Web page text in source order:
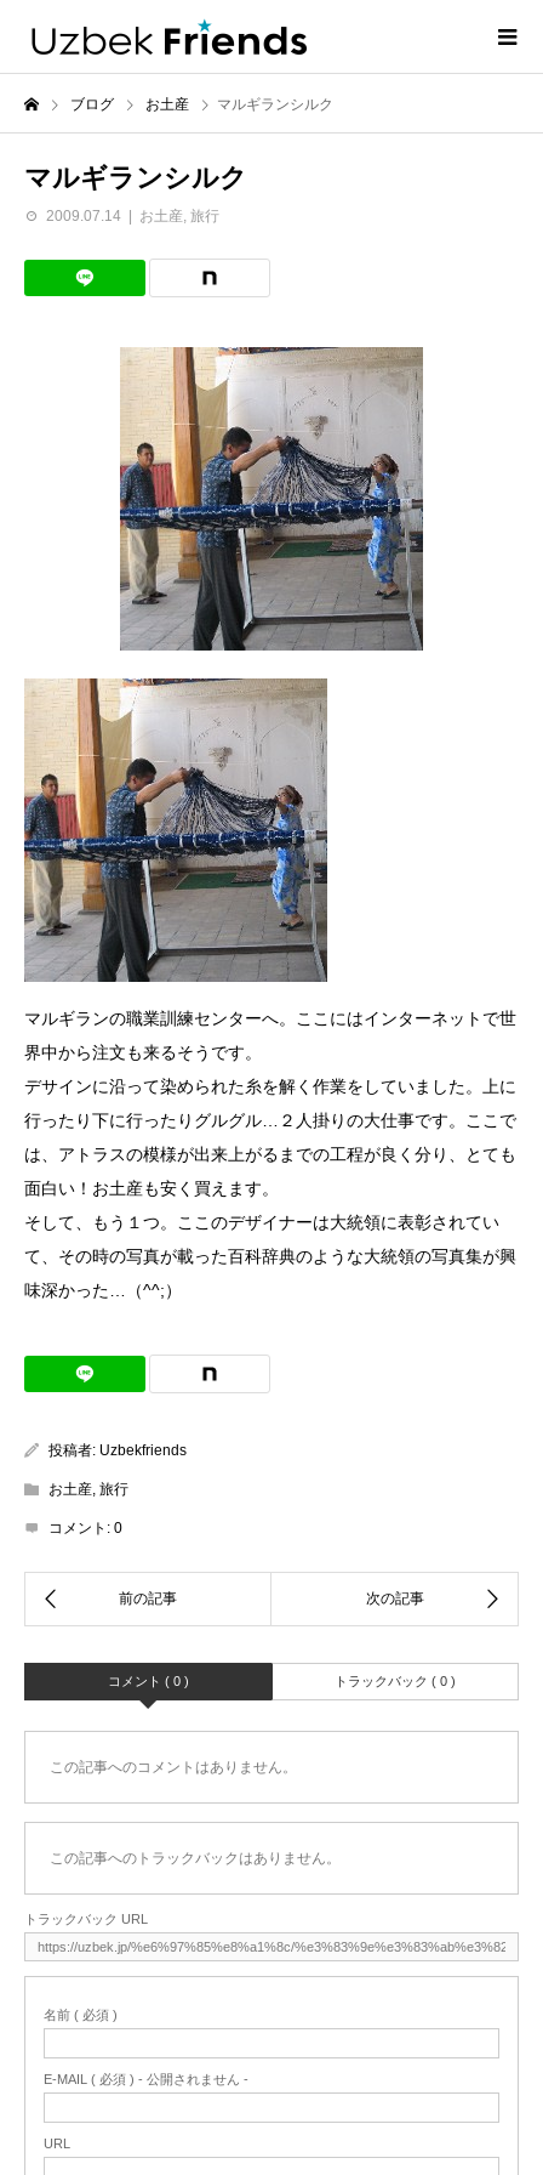
ブログ お土産 マルギランシルク
マルギランシルク
2009.07.14 お土産 旅行
マルギランの職業訓練センターへ。ここにはインターネットで世
界中から注文も来るそうです。
デサインに沿って染められた糸を解く作業をしていました。上に
行ったり下に行ったりグルグル…２人掛りの大仕事です。ここで
は、アトラスの模様が出来上がるまでの工程が良く分り、とても
面白い！お土産も安く買えます。
そして、もう１つ。ここのデザイナーは大統領に表彰されてい
て、その時の写真が載った百科辞典のような大統領の写真集が興
味深かった…（^^;）
投稿者: Uzbekfriends
お土産 旅行
コメント: 0
コメント ( 0 ) トラックバック ( 0 )
この記事へのコメントはありません。
この記事へのトラックバックはありません。
トラックバック URL
名前 ( 必須 )
E-MAIL ( 必須 ) - 公開されません -
URL